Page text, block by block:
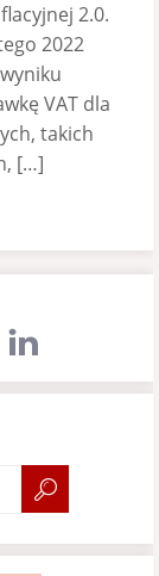
2.0.
2022
VAT dla
takich
[…]